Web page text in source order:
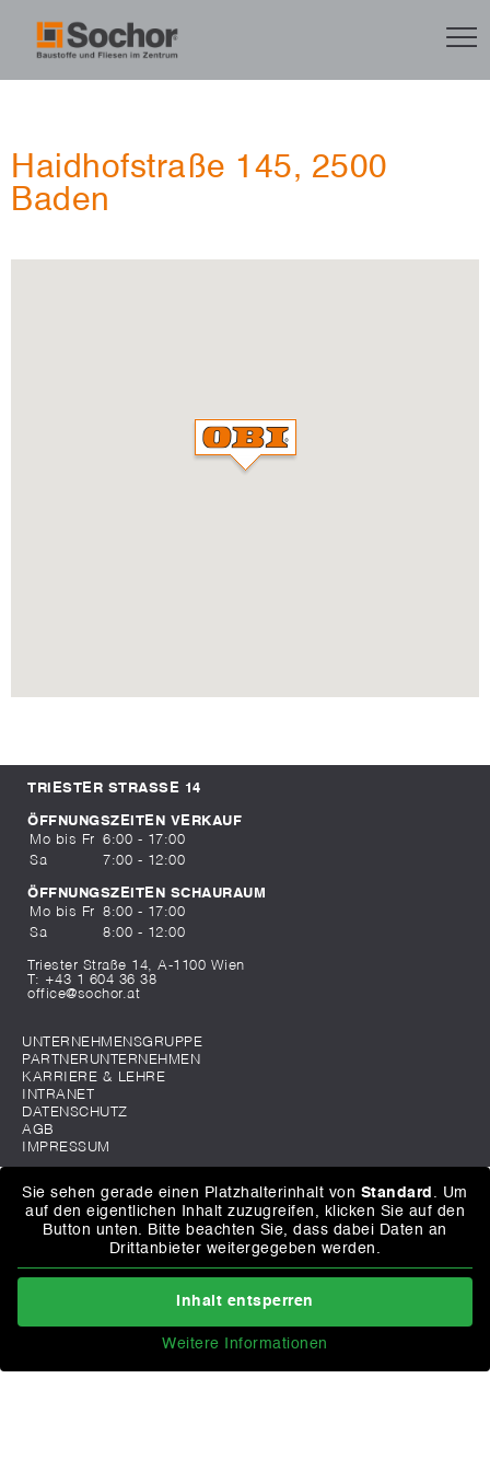
Haidhofstraße 145, 2500
Baden
TRIESTER STRASSE 14
ÖFFNUNGSZEITEN VERKAUF
Mo bis Fr
6:00 - 17:00
Sa
7:00 - 12:00
ÖFFNUNGSZEITEN SCHAURAUM
Mo bis Fr
8:00 - 17:00
Sa
8:00 - 12:00
Triester Straße 14, A-1100 Wien
T: +43 1 604 36 38
office@sochor.at
UNTERNEHMENSGRUPPE
PARTNERUNTERNEHMEN
KARRIERE & LEHRE
INTRANET
DATENSCHUTZ
AGB
IMPRESSUM
Sie sehen gerade einen Platzhalterinhalt von Standard . Um
auf den eigentlichen Inhalt zuzugreifen, klicken Sie auf den
Button unten. Bitte beachten Sie, dass dabei Daten an
Drittanbieter weitergegeben werden.
Inhalt entsperren
Weitere Informationen